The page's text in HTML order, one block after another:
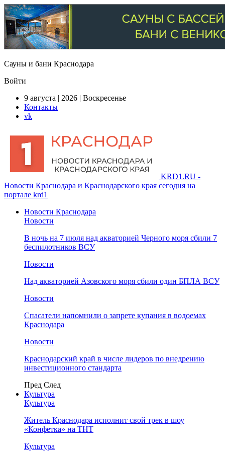
Сауны и бани Краснодара
Войти
9 августа | 2026 | Воскресенье
Контакты
vk
KRD1.RU -
Новости Краснодара и Краснодарского края сегодня на
портале krd1
Новости Краснодара
Новости
В ночь на 7 июля над акваторией Черного моря сбили 7
беспилотников ВСУ
Новости
Над акваторией Азовского моря сбили один БПЛА ВСУ
Новости
Спасатели напомнили о запрете купания в водоемах
Краснодара
Новости
Краснодарский край в числе лидеров по внедрению
инвестиционного стандарта
Пред След
Культура
Культура
Житель Краснодара исполнит свой трек в шоу
«Конфетка» на ТНТ
Культура